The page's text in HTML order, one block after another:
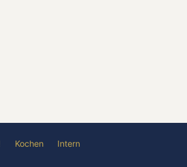
Kochen Intern